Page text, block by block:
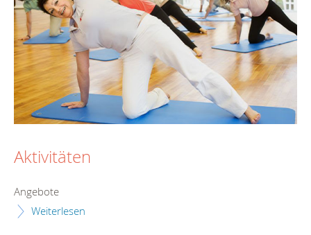
Aktivitäten
Angebote
Weiterlesen